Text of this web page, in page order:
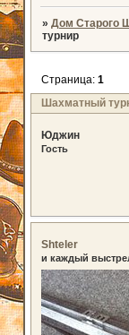
» Дом Старого
турнир
Шахматный
Страница: 1
Юджин
Гость
Shteler
и каждый